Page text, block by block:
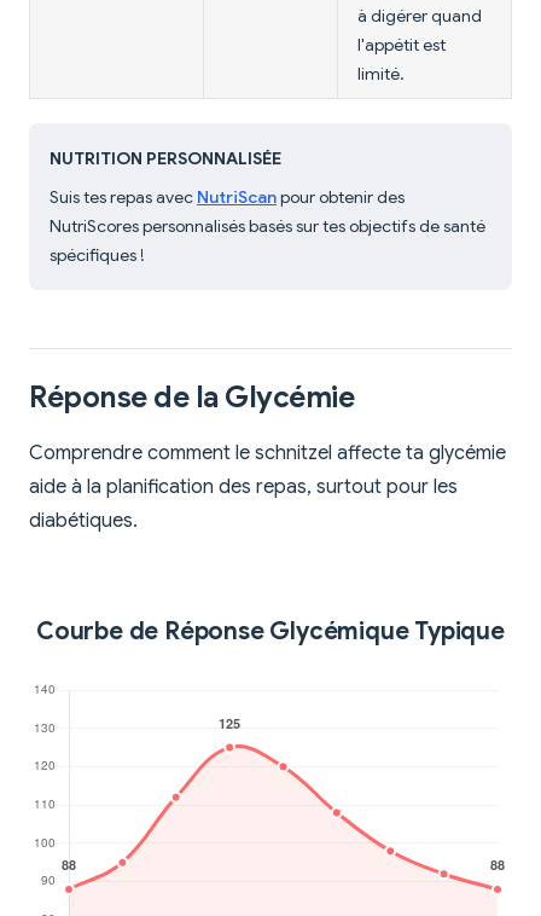
à digérer quand
l'appétit est
limité.
NUTRITION PERSONNALISÉE
Suis tes repas avec NutriScanpour obtenir des
NutriScores personnalisés basés sur tes objectifs de santé
spécifiques !
Réponse de la Glycémie
Comprendre comment le schnitzel affecte ta glycémie
aide à la planification des repas, surtout pour les
diabétiques.
Courbe de Réponse Glycémique Typique